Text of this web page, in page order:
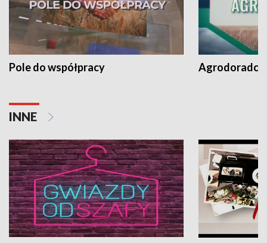
Pole do współpracy Agrodoradcy
INNE